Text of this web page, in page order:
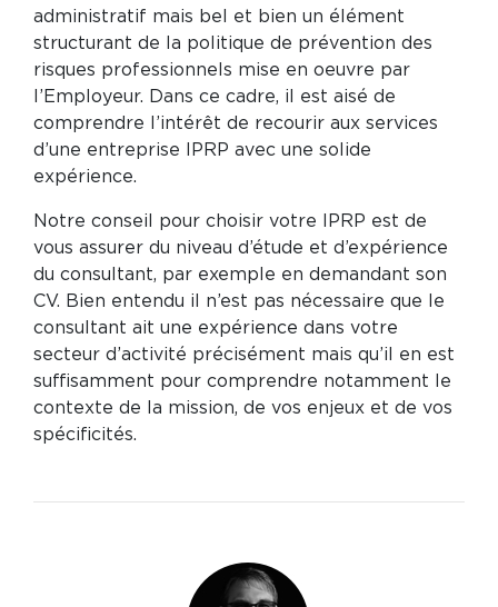
administratif mais bel et bien un élément
structurant de la politique de prévention des
risques professionnels mise en oeuvre par
l’Employeur. Dans ce cadre, il est aisé de
comprendre l’intérêt de recourir aux services
d’une entreprise IPRP avec une solide
expérience.
Notre conseil pour choisir votre IPRP est de
vous assurer du niveau d’étude et d’expérience
du consultant, par exemple en demandant son
CV. Bien entendu il n’est pas nécessaire que le
consultant ait une expérience dans votre
secteur d’activité précisément mais qu’il en est
suffisamment pour comprendre notamment le
contexte de la mission, de vos enjeux et de vos
spécificités.